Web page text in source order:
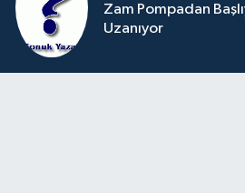
Zam Pompadan
Uzanıyor